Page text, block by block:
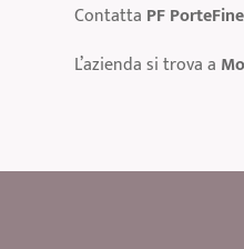
Contatta PF
L’azienda si trova a